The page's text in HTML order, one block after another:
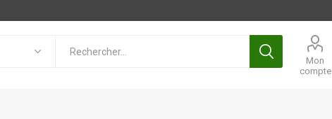
Mon
compte